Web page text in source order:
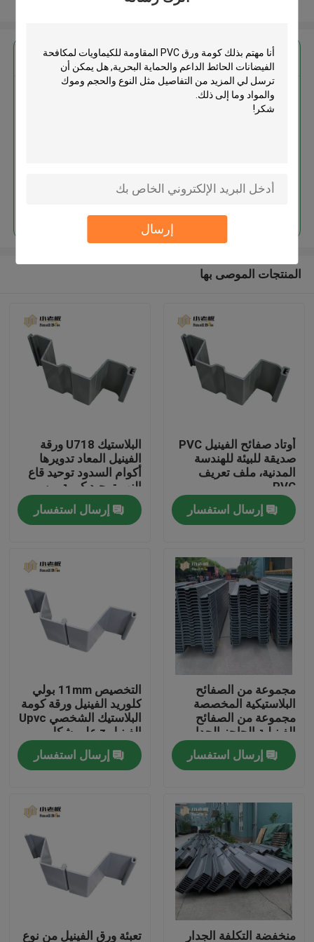
إرسال
منتجات
معلومات عنا
مراقبة الجودة
اتصل بنا
مدونة
اطلب اقتباس
الوسائط المرشحة MBBR
MBBR بيو ميديا
احصل على افضل سعر ل
المنتجات الموصى بها
أوتاد صفائح الفينيل PVC
صديقة للبيئة للهندسة
المدنية، ملف تعريف
PVC
إرسال استفسار
البلاستيك U718 ورقة
الفينيل المعاد تدويرها
أكوام السدود توحيد قاع
النهر توحيد كومة من
البلاستيك ورقة
إرسال استفسار
مجموعة من الصفائح
البلاستيكية المخصصة
مجموعة من الصفائح
الفينيلية الحاجز الجدار
بحيرة الماء حل
إرسال استفسار
التخصيص 11mm بولي
كلوريد الفينيل ورقة كومة
البلاستيك الشخصي Upvc
الفينيل z على شكل
البلاستيك تتراكم
إرسال استفسار
منخفضة التكلفة الجدار تعبئة ورق الفينيل من نوع